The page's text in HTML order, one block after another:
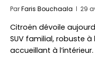
ParFaris Bouchaala 29
Citroën dévoile
SUV familial, robuste à
accueillant à